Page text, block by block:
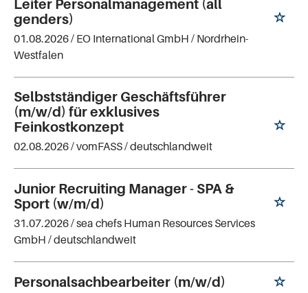
Leiter Personalmanagement (all
genders)
01.08.2026 / EO International GmbH / Nordrhein-
Westfalen
Selbstständiger Geschäftsführer
(m/w/d) für exklusives
Feinkostkonzept
02.08.2026 /vomFASS/ deutschlandweit
Junior Recruiting Manager - SPA &
Sport (w/m/d)
31.07.2026 /sea chefs Human Resources Services
GmbH / deutschlandweit
Personalsachbearbeiter (m/w/d)